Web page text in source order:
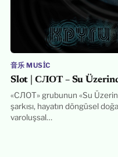
音乐 MUSIC
Slot | СЛОТ – Su
«СЛОТ» grubunun «Su
şarkısı, hayatın döngüsel
varoluşsal…